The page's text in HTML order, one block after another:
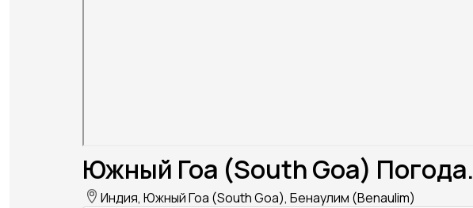
Южный Гоа (South Goa) Погода.
Индия, Южный Гоа (South Goa), Бенаулим (Benaulim)